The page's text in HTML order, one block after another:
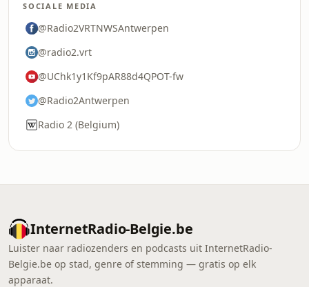
SOCIALE MEDIA
@Radio2VRTNWSAntwerpen
@radio2.vrt
@UChk1y1Kf9pAR88d4QPOT-fw
@Radio2Antwerpen
Radio 2 (Belgium)
InternetRadio-Belgie.be
Luister naar radiozenders en podcasts uit InternetRadio-
Belgie.be op stad, genre of stemming — gratis op elk
apparaat.